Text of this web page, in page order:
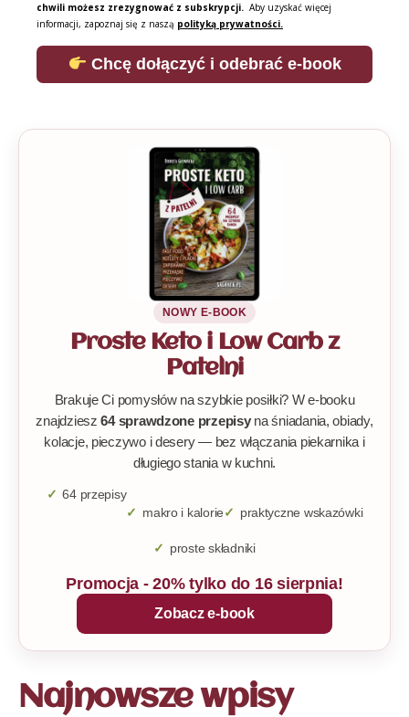
chwili możesz zrezygnować z subskrypcji. Aby uzyskać więcej
informacji, zapoznaj się z naszą polityką prywatności.
Chcę dołączyć i odebrać e-book
NOWY E-BOOK
Proste Keto i Low Carb z
Patelni
Brakuje Ci pomysłów na szybkie posiłki? W e-booku
znajdziesz64 sprawdzone przepisyna śniadania, obiady,
kolacje, pieczywo i desery — bez włączania piekarnika i
długiego stania w kuchni.
64 przepisy
makro i kalorie
praktyczne wskazówki
proste składniki
Promocja - 20% tylko do 16 sierpnia!
Zobacz e-book
Najnowsze wpisy